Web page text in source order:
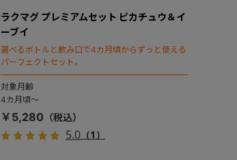
ラクマグ プレミアムセット ピカチュウ＆イ
ーブイ
選べるボトルと飲み口で4カ月頃からずっと使える
パーフェクトセット。
対象月齢
4カ月頃～
￥5,280
5.0（1）